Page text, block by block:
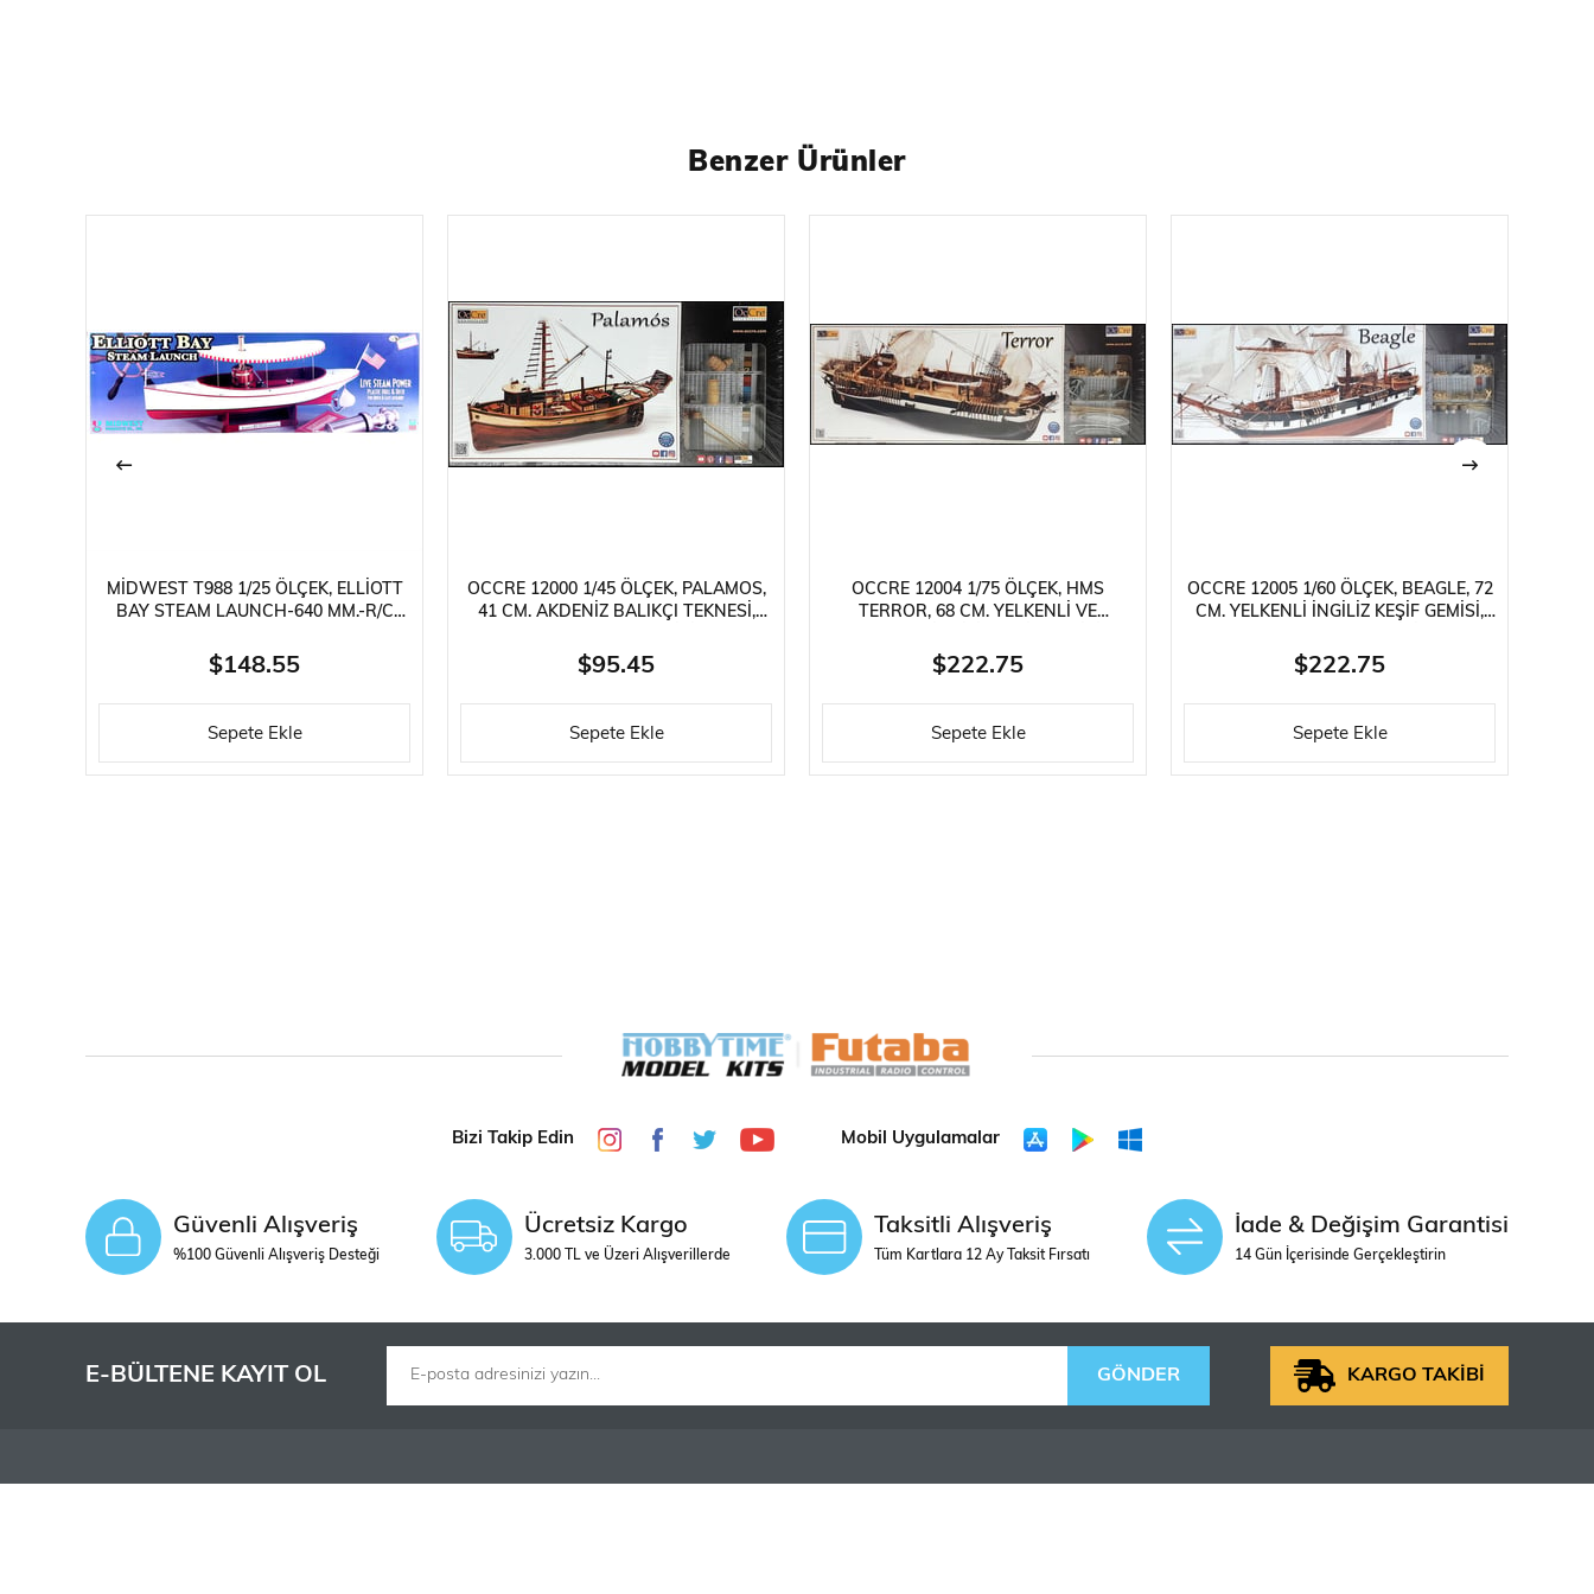
Benzer Ürünler
MIDWEST T988 1/25 ÖLÇEK, ELLIOTT
BAY STEAM LAUNCH-640 MM.-R/C
$148.55
Sepete Ekle
OCCRE 12000 1/45 ÖLÇEK, PALAMOS,
41 CM. AKDENIZ BALIKÇI TEKNESI,
$95.45
Sepete Ekle
OCCRE 12004 1/75 ÖLÇEK, HMS
TERROR, 68 CM. YELKENLI VE
AHŞAP MODEL KITI
$222.75
Sepete Ekle
OCCRE 12005 1/60 ÖLÇEK, BEAGLE, 72
CM. YELKENLI İNGILIZ KEŞIF GEMISI,
$222.75
Sepete Ekle
Bizi Takip Edin Mobil Uygulamalar
Güvenli Alışveriş
%100 Güvenli Alışveriş Desteği
Ücretsiz Kargo
3.000 TL ve Üzeri Alışverillerde
Taksitli Alışveriş
Tüm Kartlara 12 Ay Taksit Fırsatı
İade & Değişim Garantisi
14 Gün İçerisinde Gerçekleştirin
E-BÜLTENE KAYIT OL GÖNDER KARGO TAKİBİ